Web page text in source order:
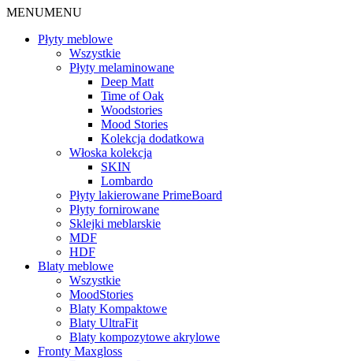
MENUMENU
Płyty meblowe
Wszystkie
Płyty melaminowane
Deep Matt
Time of Oak
Woodstories
Mood Stories
Kolekcja dodatkowa
Włoska kolekcja
SKIN
Lombardo
Płyty lakierowane PrimeBoard
Płyty fornirowane
Sklejki meblarskie
MDF
HDF
Blaty meblowe
Wszystkie
MoodStories
Blaty Kompaktowe
Blaty UltraFit
Blaty kompozytowe akrylowe
Fronty Maxgloss